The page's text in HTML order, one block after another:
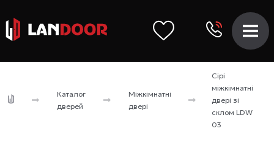
Каталог
дверей
Міжкімнатні
двері
Сірі
міжкімнатні
двері зі
склом LDW
03